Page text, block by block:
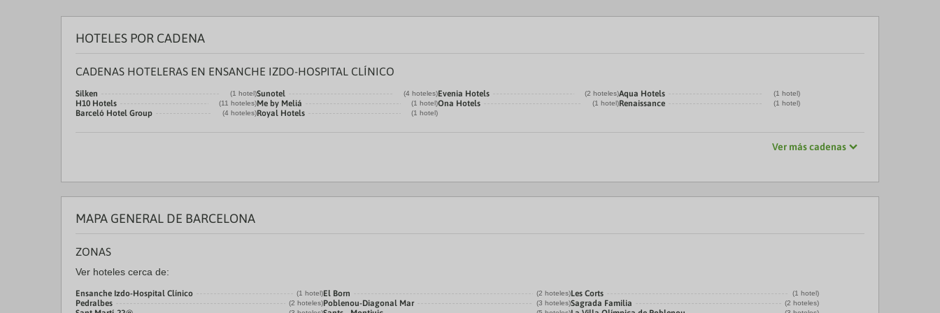
HOTELES POR CADENA
CADENAS HOTELERAS EN ENSANCHE IZDO-HOSPITAL CLÍNICO
Silken (1 hotel)Sunotel (4 hoteles)Evenia Hotels (2 hoteles)Aqua Hotels (1 hotel)
H10 Hotels (11 hoteles)Me by Meliá (1 hotel)Ona Hotels (1 hotel)Renaissance (1 hotel)
Barceló Hotel Group (4 hoteles)Royal Hotels (1 hotel)
Ver más cadenas
MAPA GENERAL DE BARCELONA
ZONAS
Ver hoteles cerca de:
Ensanche Izdo-Hospital Clínico (1 hotel)El Born (2 hoteles)Les Corts (1 hotel)
Pedralbes (2 hoteles)Poblenou-Diagonal Mar (3 hoteles)Sagrada Familia (2 hoteles)